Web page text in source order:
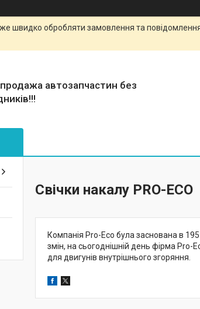
швидко обробляти замовлення та
автозапчастин без
Свічки накалу PRO-ECO
Компанія Pro-Eco була заснована в
змін, на сьогоднішній день фірма Pro-
для двигунів внутрішнього згоряння.